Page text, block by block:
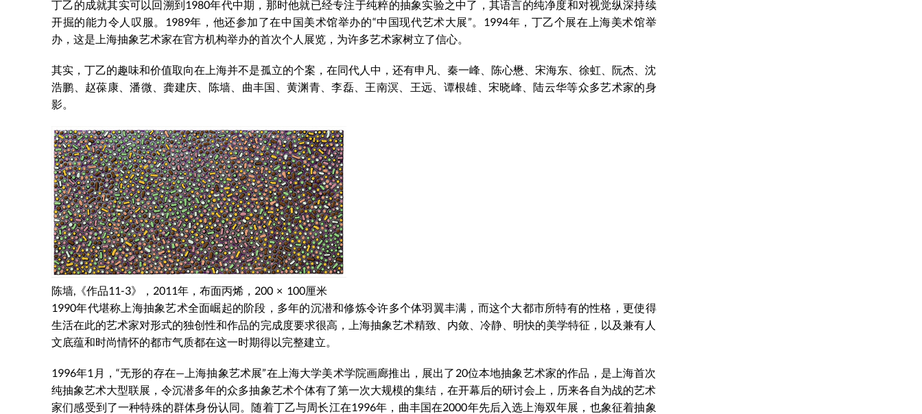
丁乙的成就其实可以回溯到1980年代中期，那时他就已经专注于纯粹的抽象实验之中了，其语言的纯净度和对视觉纵深持续
开掘的能力令人叹服。1989年，他还参加了在中国美术馆举办的“中国现代艺术大展”。1994年，丁乙个展在上海美术馆举
办，这是上海抽象艺术家在官方机构举办的首次个人展览，为许多艺术家树立了信心。
其实，丁乙的趣味和价值取向在上海并不是孤立的个案，在同代人中，还有申凡、秦一峰、陈心懋、宋海东、徐虹、阮杰、沈
浩鹏、赵葆康、潘微、龚建庆、陈墙、曲丰国、黄渊青、李磊、王南溟、王远、谭根雄、宋晓峰、陆云华等众多艺术家的身
影。
陈墙,《作品11-3》，2011年，布面丙烯，200 × 100厘米
1990年代堪称上海抽象艺术全面崛起的阶段，多年的沉潜和修炼令许多个体羽翼丰满，而这个大都市所特有的性格，更使得
生活在此的艺术家对形式的独创性和作品的完成度要求很高，上海抽象艺术精致、内敛、冷静、明快的美学特征，以及兼有人
文底蕴和时尚情怀的都市气质都在这一时期得以完整建立。
1996年1月，“无形的存在—上海抽象艺术展”在上海大学美术学院画廊推出，展出了20位本地抽象艺术家的作品，是上海首次
纯抽象艺术大型联展，令沉潜多年的众多抽象艺术个体有了第一次大规模的集结，在开幕后的研讨会上，历来各自为战的艺术
家们感受到了一种特殊的群体身份认同。随着丁乙与周长江在1996年，曲丰国在2000年先后入选上海双年展，也象征着抽象